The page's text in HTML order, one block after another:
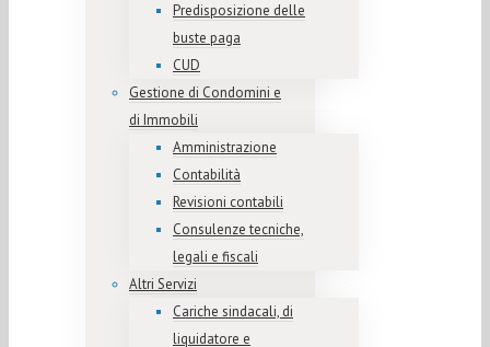
Predisposizione delle
buste paga
CUD
Gestione di Condomini e
di Immobili
Amministrazione
Contabilità
Revisioni contabili
Consulenze tecniche,
legali e fiscali
Altri Servizi
Cariche sindacali, di
liquidatore e